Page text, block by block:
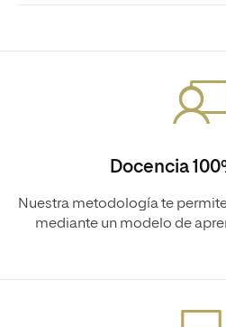
Docencia
Nuestra metodología te
mediante un modelo de